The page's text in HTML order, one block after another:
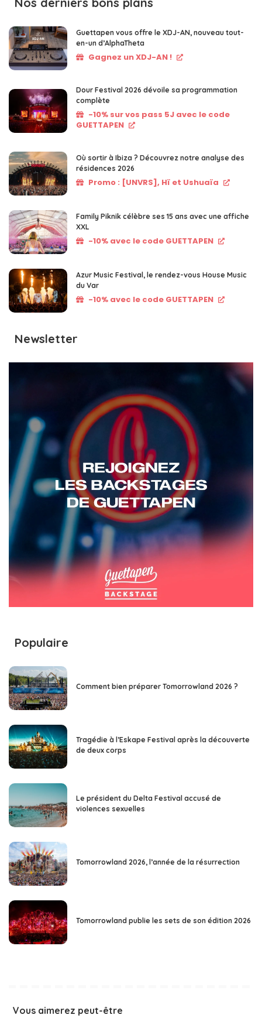
Guettapen vous offre le XDJ-AN, nouveau tout-
en-un d’AlphaTheta
Gagnez un XDJ-AN !
Dour Festival 2026 dévoile sa programmation
complète
-10% sur vos pass 5J avec le code
GUETTAPEN
Où sortir à Ibiza ? Découvrez notre analyse des
résidences 2026
Promo : [UNVRS], Hï et Ushuaïa
Family Piknik célèbre ses 15 ans avec une affiche
XXL
-10% avec le code GUETTAPEN
Azur Music Festival, le rendez-vous House Music
du Var
-10% avec le code GUETTAPEN
Newsletter
Populaire
Comment bien préparer Tomorrowland 2026 ?
Tragédie à l’Eskape Festival après la découverte
de deux corps
Le président du Delta Festival accusé de
violences sexuelles
Tomorrowland 2026, l’année de la résurrection
Tomorrowland publie les sets de son édition 2026
Vous aimerez peut-être